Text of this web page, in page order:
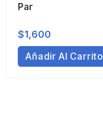
Par
$1,600
Añadir Al Carrito